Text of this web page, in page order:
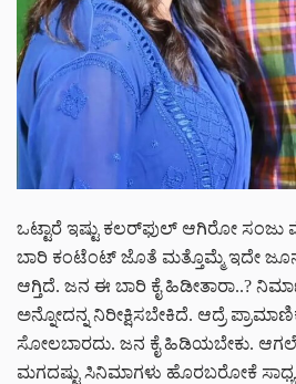
ಒಟ್ಟಾರೆ ಇಷ್ಟು ಕಲರ್‌‌ಫುಲ್ ಆಗಿರೋ ಸಂಜು
ಬಾರಿ ಕಂಟೆಂಟ್ ಜೊತೆ ಮತ್ತೊಮ್ಮೆ ಇದೇ ಜೂನ್
ಆಗ್ತಿದೆ. ಜನ ಈ ಬಾರಿ ಕೈ ಹಿಡೀತಾರಾ..?
ಅನ್ನೋದನ್ನ ನಿರೀಕ್ಷಿಸಬೇಕಿದೆ. ಆದ್ರೆ
ಸೋಲಬಾರದು. ಜನ ಕೈ ಹಿಡಿಯಬೇಕು.
ಮಗದಷ್ಟು ಸಿನಿಮಾಗಳು ಹೊರಬರೋಕೆ